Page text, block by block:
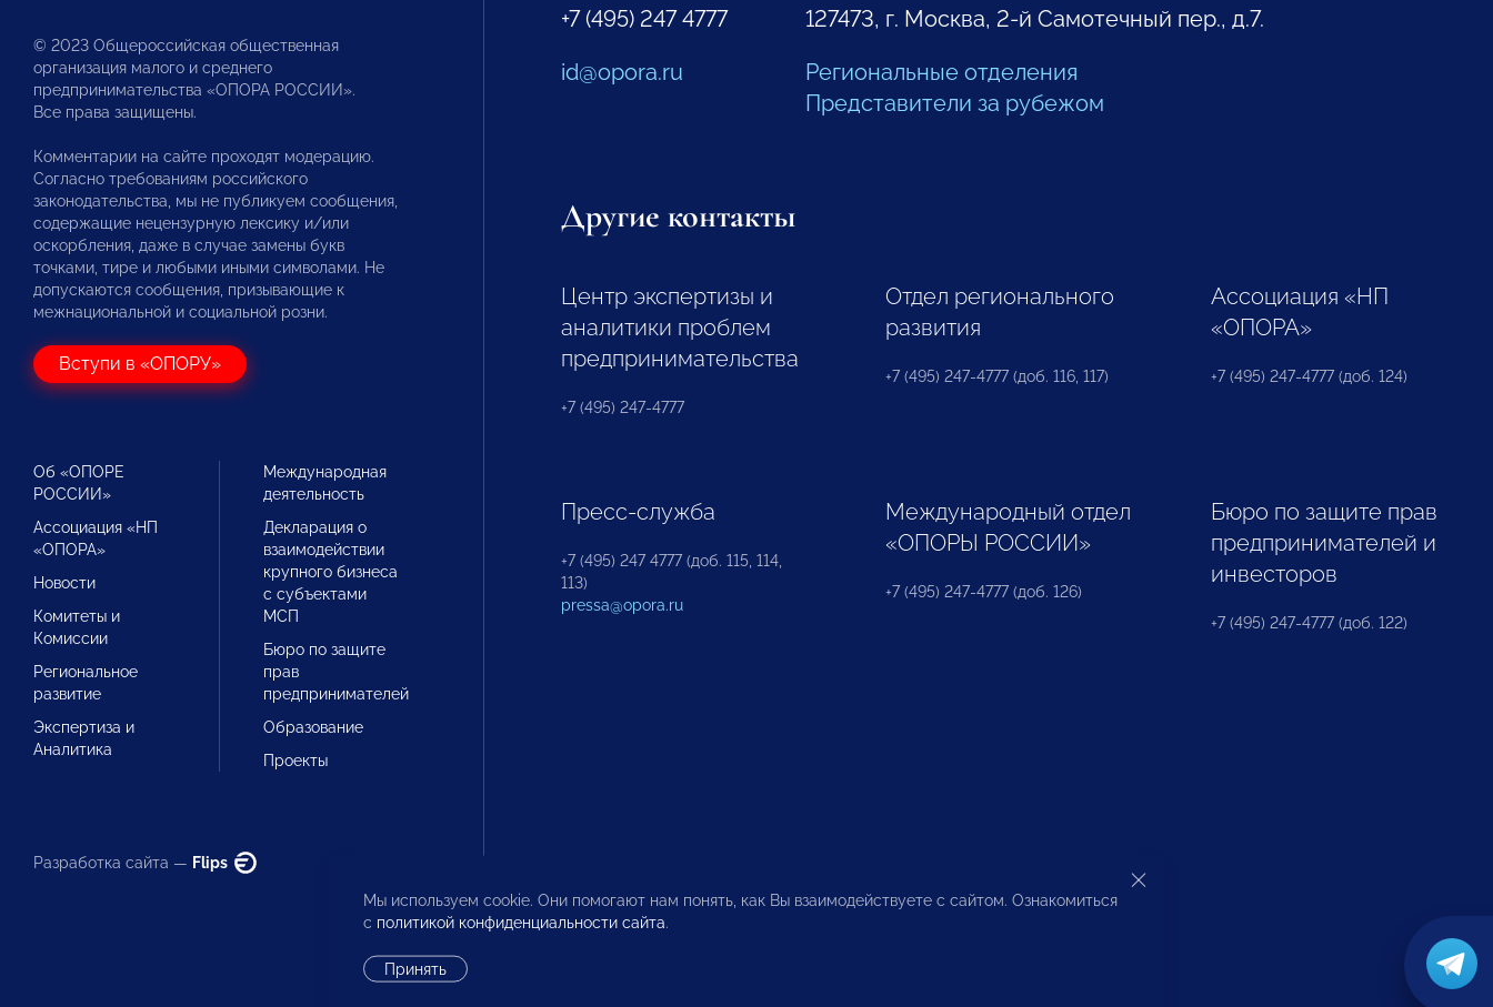
© 2023 Общероссийская общественная
организация малого и среднего
предпринимательства «ОПОРА РОССИИ».
Все права защищены.
Комментарии на сайте проходят модерацию.
Согласно требованиям российского
законодательства, мы не публикуем сообщения,
содержащие нецензурную лексику и/или
оскорбления, даже в случае замены букв
точками, тире и любыми иными символами. Не
допускаются сообщения, призывающие к
межнациональной и социальной розни.
Вступи в «ОПОРУ»
Об «ОПОРЕ
РОССИИ»
Ассоциация «НП
«ОПОРА»
Новости
Комитеты и
Комиссии
Региональное
развитие
Экспертиза и
Аналитика
Международная
деятельность
Декларация о
взаимодействии
крупного бизнеса
с субъектами
МСП
Бюро по защите
прав
предпринимателей
Образование
Проекты
Разработка сайта — Flips
+7 (495) 247 4777
id@opora.ru
127473, г. Москва, 2-й Самотечный пер., д.7.
Региональные отделения
Представители за рубежом
Другие контакты
Центр экспертизы и
аналитики проблем
предпринимательства
+7 (495) 247-4777
Отдел регионального
развития
+7 (495) 247-4777 (доб. 116, 117)
Ассоциация «НП
«ОПОРА»
+7 (495) 247-4777 (доб. 124)
Пресс-служба
+7 (495) 247 4777 (доб. 115, 114,
113)
pressa@opora.ru
Международный отдел
«ОПОРЫ РОССИИ»
+7 (495) 247-4777 (доб. 126)
Бюро по защите прав
предпринимателей и
инвесторов
+7 (495) 247-4777 (доб. 122)
Мы используем cookie. Они помогают нам понять, как Вы взаимодействуете с сайтом. Ознакомиться
с политикой конфиденциальности сайта.
Принять